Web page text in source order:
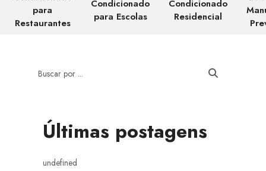
para
Restaurantes
Condicionado
para Escolas
Condicionado
Residencial
Últimas postagens
undefined